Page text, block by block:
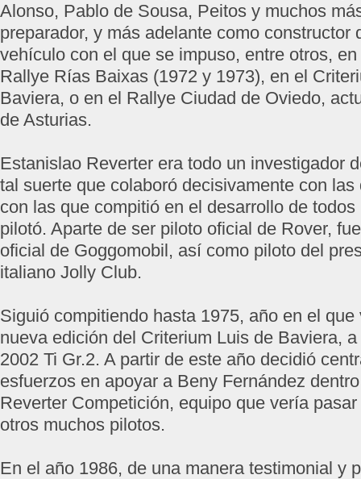
Alonso, Pablo de Sousa, Peitos y muchos
preparador, y más adelante como constructor
vehículo con el que se impuso, entre otros,
Rallye Rías Baixas (1972 y 1973), en el
Baviera, o en el Rallye Ciudad de Oviedo,
de Asturias.
Estanislao Reverter era todo un investigador
tal suerte que colaboró decisivamente con
con las que compitió en el desarrollo de
pilotó. Aparte de ser piloto oficial de Rover,
oficial de Goggomobil, así como piloto del
italiano Jolly Club.
Siguió compitiendo hasta 1975, año en el que
nueva edición del Criterium Luis de Baviera,
2002 Ti Gr.2. A partir de este año decidió
esfuerzos en apoyar a Beny Fernández
Reverter Competición, equipo que vería
otros muchos pilotos.
En el año 1986, de una manera testimonial y